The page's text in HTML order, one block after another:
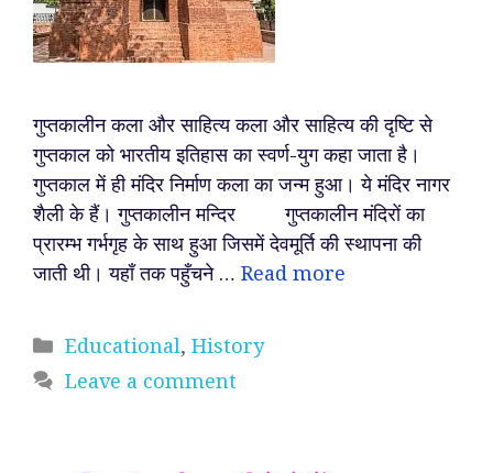
गुप्तकालीन कला और साहित्य कला और साहित्य की दृष्टि से
गुप्तकाल को भारतीय इतिहास का स्वर्ण-युग कहा जाता है।
गुप्तकाल में ही मंदिर निर्माण कला का जन्म हुआ। ये मंदिर नागर
शैली के हैं। गुप्तकालीन मन्दिर गुप्तकालीन मंदिरों का
प्रारम्भ गर्भगृह के साथ हुआ जिसमें देवमूर्ति की स्थापना की
जाती थी। यहाँ तक पहुँचने … Read more
Categories
Educational, History
Leave a comment